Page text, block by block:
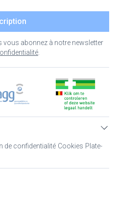
vous abonnez à notre newsletter
de confidentialité Cookies Plate-